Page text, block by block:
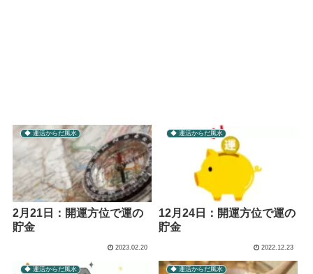
◆ 運活からだ風水
2月21日：開運方位で運の
貯金
2023.02.20
◆ 運活からだ風水
12月24日：開運方位で運の
貯金
2022.12.23
◆ 運活からだ風水 ◆ 運活からだ風水